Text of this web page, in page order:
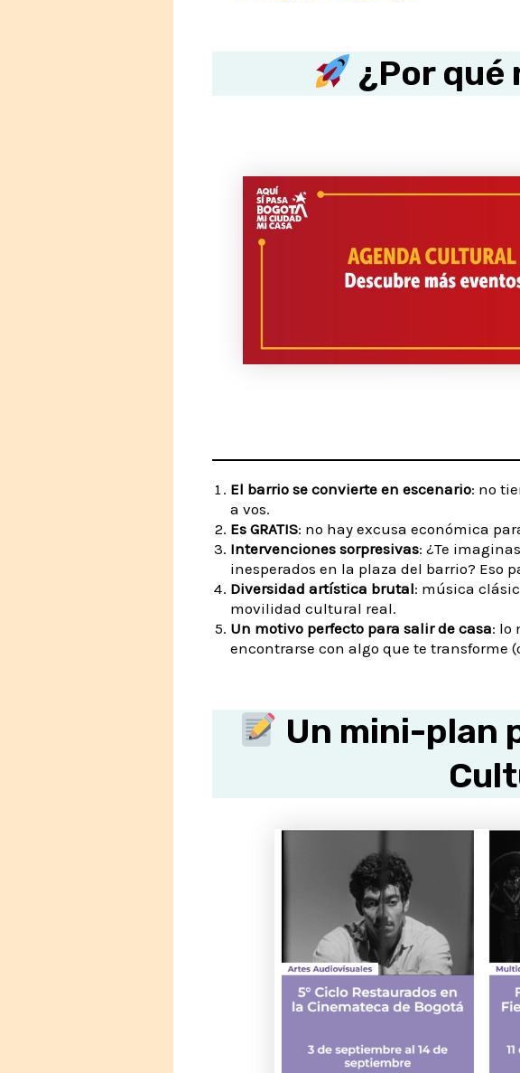
¿Por qué
El barrio se convierte en escenario: no
a vos.
Es GRATIS: no hay excusa económica
Intervenciones sorpresivas: ¿Te
inesperados en la plaza del barrio? Eso
Diversidad artística brutal: música
movilidad cultural real.
Un motivo perfecto para salir de casa: lo
encontrarse con algo que te transforme
Un mini-plan